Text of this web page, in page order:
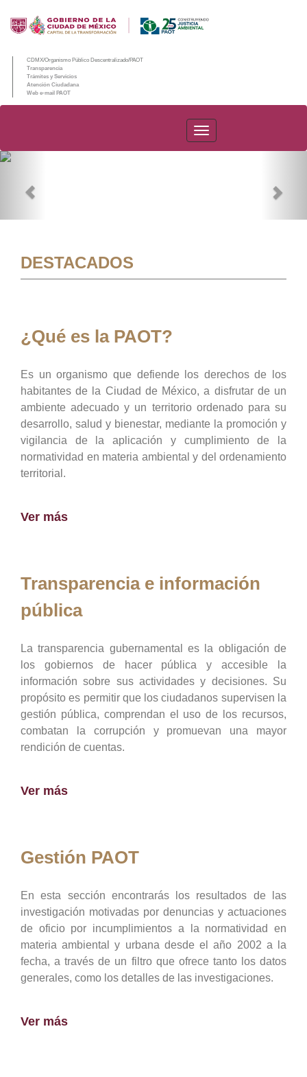
CDMX/Organismo Público Descentralizado/PAOT
Transparencia
Trámites y Servicios
Atención Ciudadana
Web e-mail PAOT
PAOT
DESTACADOS
¿Qué es la PAOT?
Es un organismo que defiende los derechos de los
habitantes de la Ciudad de México, a disfrutar de un
ambiente adecuado y un territorio ordenado para su
desarrollo, salud y bienestar, mediante la promoción y
vigilancia de la aplicación y cumplimiento de la
normatividad en materia ambiental y del ordenamiento
territorial.
Ver más
Transparencia e información
pública
La transparencia gubernamental es la obligación de
los gobiernos de hacer pública y accesible la
información sobre sus actividades y decisiones. Su
propósito es permitir que los ciudadanos supervisen la
gestión pública, comprendan el uso de los recursos,
combatan la corrupción y promuevan una mayor
rendición de cuentas.
Ver más
Gestión PAOT
En esta sección encontrarás los resultados de las
investigación motivadas por denuncias y actuaciones
de oficio por incumplimientos a la normatividad en
materia ambiental y urbana desde el año 2002 a la
fecha, a través de un filtro que ofrece tanto los datos
generales, como los detalles de las investigaciones.
Ver más